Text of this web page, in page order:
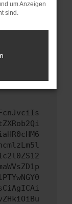
nicht mehr
versucht
der
um Anzeigen
sind.